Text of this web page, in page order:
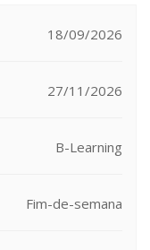
18/09/2026
27/11/2026
B-Learning
Fim-de-semana